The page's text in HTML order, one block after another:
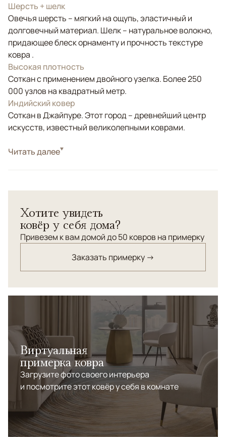
Шерсть + шелк
Овечья шерсть – мягкий на ощупь, эластичный и
долговечный материал. Шелк – натуральное волокно,
придающее блеск орнаменту и прочность текстуре
ковра .
Высокая плотность
Соткан с применением двойного узелка. Более 250
000 узлов на квадратный метр.
Индийский ковер
Соткан в Джайпуре. Этот город – древнейший центр
искусств, известный великолепными коврами.
СтильКлассические
фон в интерьере в стиле ар-деко.
Читать далее
Хотите увидеть
ковёр у себя дома?
Привезем к вам домой до 50 ковров на примерку
Заказать примерку →
Виртуальная
примерка ковра
Загрузите фото своего интерьера
и посмотрите этот ковёр у себя в комнате